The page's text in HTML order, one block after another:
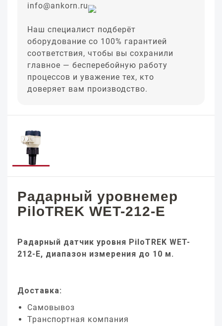
info@ankorn.ru
Наш специалист подберёт
оборудование со 100% гарантией
соответствия, чтобы вы сохранили
главное — бесперебойную работу
процессов и уважение тех, кто
доверяет вам производство.
Радарный уровнемер
PiloTREK WET-212-E
Радарный датчик уровня PiloTREK WET-
212-E, диапазон измерения до 10 м.
Доставка:
Самовывоз
Транспортная компания